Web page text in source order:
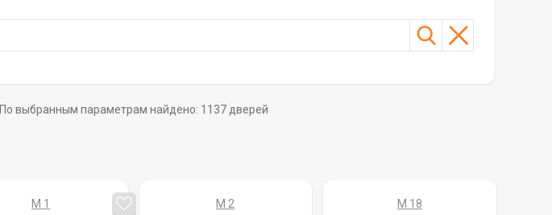
По выбранным параметрам найдено: 1137 дверей
M 1 M 2 M 18